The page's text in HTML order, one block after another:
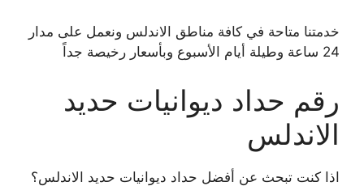
خدمتنا متاحة في كافة مناطق الاندلس ونعمل على مدار
24 ساعة وطيلة أيام الأسبوع وبأسعار رخيصة جداً
رقم حداد ديوانيات حديد
الاندلس
اذا كنت تبحث عن أفضل حداد ديوانيات حديد الاندلس؟